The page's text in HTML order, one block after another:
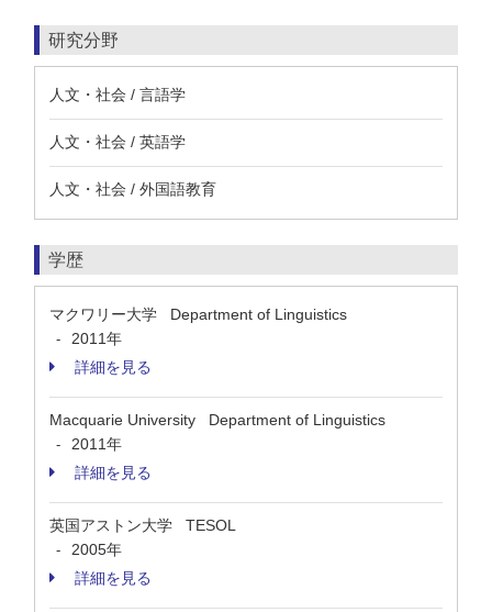
研究分野
人文・社会 / 言語学
人文・社会 / 英語学
人文・社会 / 外国語教育
学歴
マクワリー大学 Department of Linguistics
-
2011年
詳細を見る
Macquarie University Department of Linguistics
-
2011年
詳細を見る
英国アストン大学 TESOL
-
2005年
詳細を見る